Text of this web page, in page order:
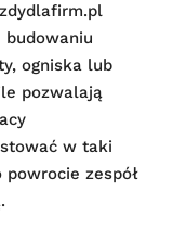
budowaniu
ogniska lub
pozwalają
w taki
zespół